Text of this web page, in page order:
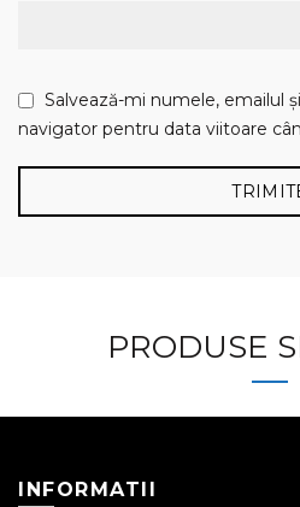
Salvează-mi numele, emailul
navigator pentru data viitoare
PRODUSE
INFORMATII